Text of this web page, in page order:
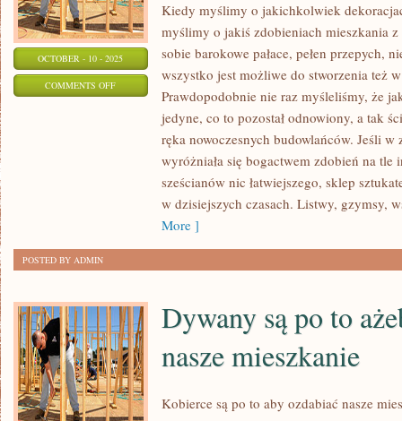
OCTOBER - 10 - 2025
COMMENTS OFFON
Kiedy myślimy o jakichkolwiek
myślimy o jakiś zdobieniach mieszkania
sobie barokowe pałace, pełen przepych,
wszystko jest możliwe do stworzenia też
Prawdopodobnie nie raz myśleliśmy, że
jedyne, co to pozostał odnowiony, a tak
ręka nowoczesnych budowlańców. Jeśli
wyróżniała się bogactwem zdobień na
sześcianów nic łatwiejszego, sklep
w dzisiejszych czasach. Listwy, gzymsy,
More ]
POSTED BY ADMIN
Dywany są po to
nasze mieszkanie
Kobierce są po to aby ozdabiać nasze